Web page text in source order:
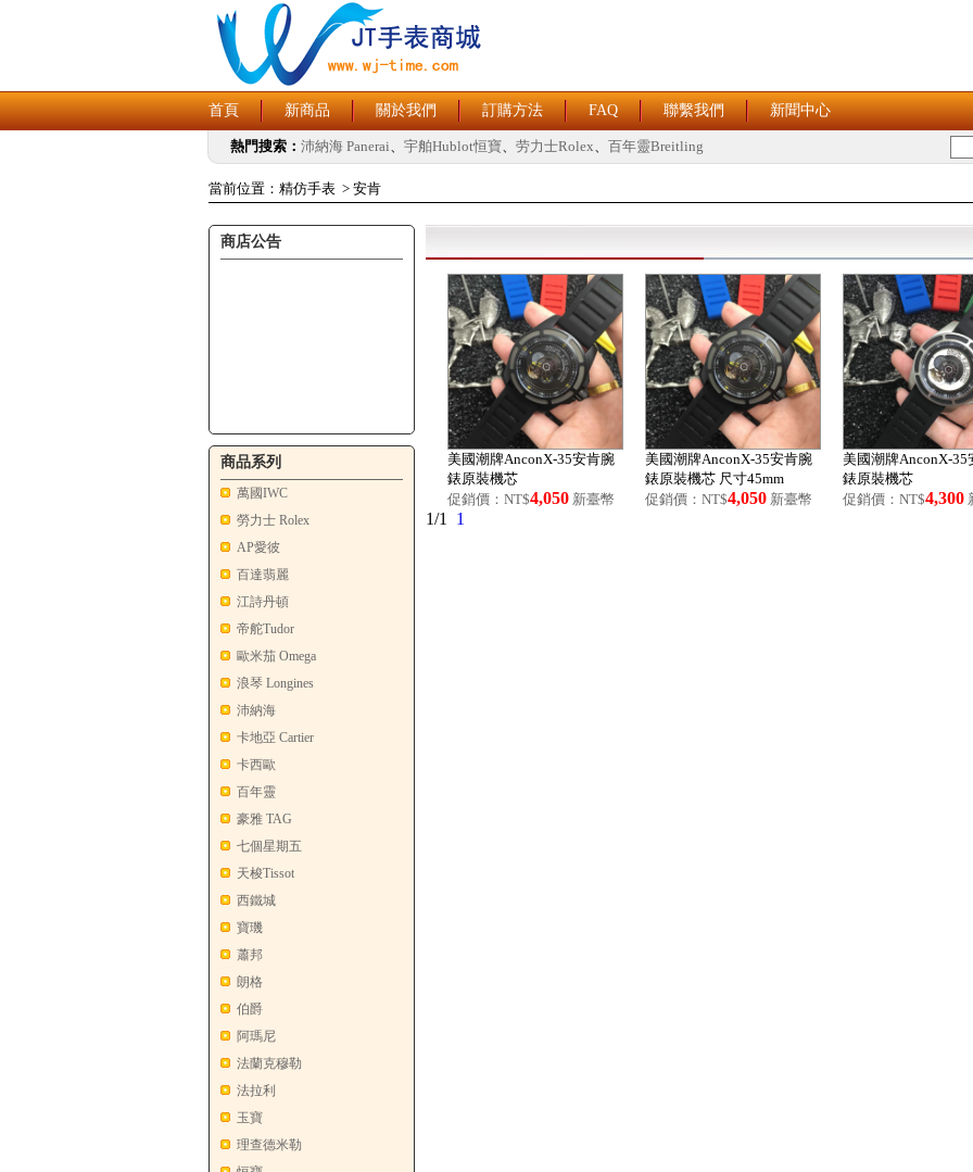
首頁 新商品 關於我們 訂購方法 FAQ 聯繫我們 新聞中心
熱門搜索： 沛納海 Panerai、 宇舶Hublot恒寶、 劳力士Rolex、 百年靈Breitling
當前位置： 精仿手表 > 安肯
商店公告
商品系列
萬國IWC
勞力士 Rolex
AP愛彼
百達翡麗
江詩丹頓
帝舵Tudor
歐米茄 Omega
浪琴 Longines
沛納海
卡地亞 Cartier
卡西歐
百年靈
豪雅 TAG
七個星期五
天梭Tissot
西鐵城
寶璣
蕭邦
朗格
伯爵
阿瑪尼
法蘭克穆勒
法拉利
玉寶
理查德米勒
美國潮牌AnconX-35安肯腕
錶原裝機芯
促銷價：NT$4,050 新臺幣
美國潮牌AnconX-35安肯腕
錶原裝機芯 尺寸45mm
促銷價：NT$4,050 新臺幣
美國潮牌AnconX-35
錶原裝機芯
促銷價：NT$4,300
1/1 1